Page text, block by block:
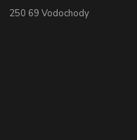
250 69 Vodochody